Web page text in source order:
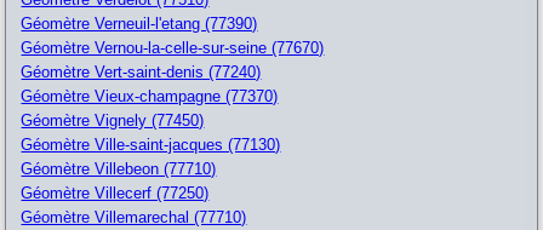
Géomètre Verneuil-l'etang (77390)
Géomètre Vernou-la-celle-sur-seine (77670)
Géomètre Vert-saint-denis (77240)
Géomètre Vieux-champagne (77370)
Géomètre Vignely (77450)
Géomètre Ville-saint-jacques (77130)
Géomètre Villebeon (77710)
Géomètre Villecerf (77250)
Géomètre Villemarechal (77710)